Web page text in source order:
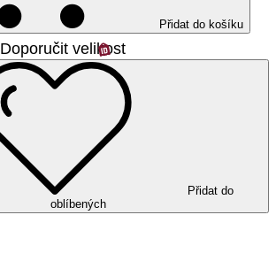
Přidat do košíku
Doporučit velikost
Přidat do
oblíbených